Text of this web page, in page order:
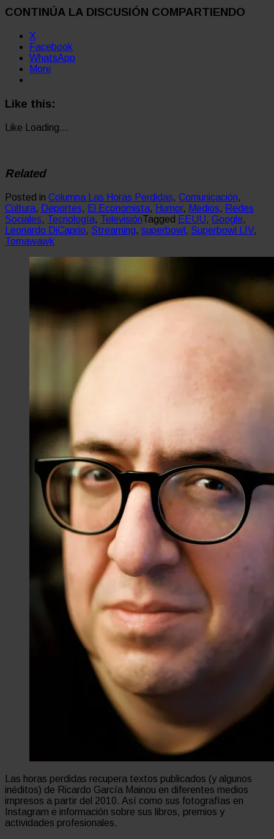
CONTINÚA LA DISCUSIÓN COMPARTIENDO
X
Facebook
WhatsApp
More
Like this:
Like Loading...
Related
Posted in Columna Las Horas Perdidas, Comunicación,
Cultura, Deportes, El Economista, Humor, Medios, Redes
Sociales, Tecnología, TelevisiónTagged EEUU, Google,
Leonardo DiCaprio, Streaming, superbowl , Superbowl LIV,
Tomawawk
Las horas perdidas recupera textos publicados (y algunos
inéditos) de Ricardo García Mainou en diferentes medios
impresos a partir del 2010. Así como sus fotografías en
Instagram e información sobre sus libros, premios y
actividades profesionales.